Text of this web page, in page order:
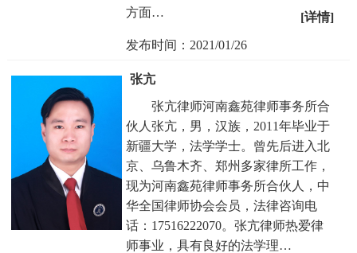
方面…
[详情]
发布时间：2021/01/26
张亢
张亢律师河南鑫苑律师事务所合
伙人张亢，男，汉族，2011年毕业于
新疆大学，法学学士。曾先后进入北
京、乌鲁木齐、郑州多家律所工作，
现为河南鑫苑律师事务所合伙人，中
华全国律师协会会员，法律咨询电
话：17516222070。张亢律师热爱律
师事业，具有良好的法学理…